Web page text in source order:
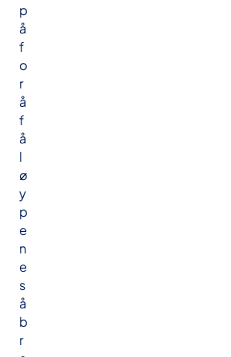
p
å
f
o
r
å
f
å
l
ø
y
p
e
n
e
s
å
b
r